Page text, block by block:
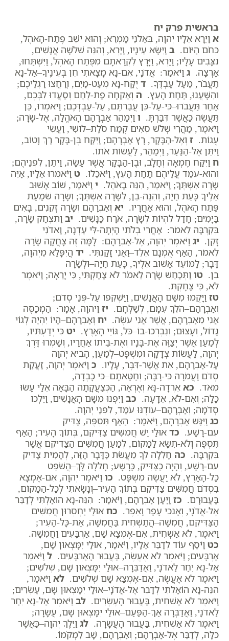
בראשית פרק יח
א וַיֵּרָא אֵלָיו יְהוָה, בְּאֵלֹנֵי מַמְרֵא; וְהוּא יֹשֵׁב פֶּתַח-הָאֹהֶל,
כְּחֹם הַיּוֹם. ב וַיִּשָּׂא עֵינָיו, וַיַּרְא, וְהִנֵּה שְׁלֹשָׁה אֲנָשִׁים,
נִצָּבִים עָלָיו; וַיַּרְא, וַיָּרָץ לִקְרָאתָם מִפֶּתַח הָאֹהֶל, וַיִּשְׁתַּחוּ,
אָרְצָה. ג וַיֹּאמַר: אֲדֹנָי, אִם-נָא מָצָאתִי חֵן בְּעֵינֶיךָ–אַל-נָא
תַעֲבֹר, מֵעַל עַבְדֶּךָ. ד יֻקַּח-נָא מְעַט-מַיִם, וְרַחֲצוּ רַגְלֵיכֶם;
וְהִשָּׁעֲנוּ, תַּחַת הָעֵץ. ה וְאֶקְחָה פַת-לֶחֶם וְסַעֲדוּ לִבְּכֶם,
אַחַר תַּעֲבֹרוּ–כִּי-עַל-כֵּן עֲבַרְתֶּם, עַל-עַבְדְּכֶם; וַיֹּאמְרוּ, כֵּן
תַּעֲשֶׂה כַּאֲשֶׁר דִּבַּרְתָּ. ו וַיְמַהֵר אַבְרָהָם הָאֹהֱלָה, אֶל-שָׂרָה;
וַיֹּאמֶר, מַהֲרִי שְׁלֹשׁ סְאִים קֶמַח סֹלֶת–לוּשִׁי, וַעֲשִׂי
עֻגוֹת. ז וְאֶל-הַבָּקָר, רָץ אַבְרָהָם; וַיִּקַּח בֶּן-בָּקָר רַךְ וָטוֹב,
וַיִּתֵּן אֶל-הַנַּעַר, וַיְמַהֵר, לַעֲשׂוֹת אֹתוֹ.
ח וַיִּקַּח חֶמְאָה וְחָלָב, וּבֶן-הַבָּקָר אֲשֶׁר עָשָׂה, וַיִּתֵּן, לִפְנֵיהֶם;
וְהוּא-עֹמֵד עֲלֵיהֶם תַּחַת הָעֵץ, וַיֹּאכֵלוּ. ט וַיֹּאמְרוּ אֵלָיו, אַיֵּה
שָׂרָה אִשְׁתֶּךָ; וַיֹּאמֶר, הִנֵּה בָאֹהֶל. י וַיֹּאמֶר, שׁוֹב אָשׁוּב
אֵלֶיךָ כָּעֵת חַיָּה, וְהִנֵּה-בֵן, לְשָׂרָה אִשְׁתֶּךָ; וְשָׂרָה שֹׁמַעַת
פֶּתַח הָאֹהֶל, וְהוּא אַחֲרָיו. יא וְאַבְרָהָם וְשָׂרָה זְקֵנִים, בָּאִים
בַּיָּמִים; חָדַל לִהְיוֹת לְשָׂרָה, אֹרַח כַּנָּשִׁים. יב וַתִּצְחַק שָׂרָה,
בְּקִרְבָּהּ לֵאמֹר: אַחֲרֵי בְלֹתִי הָיְתָה-לִּי עֶדְנָה, וַאדֹנִי
זָקֵן. יג וַיֹּאמֶר יְהוָה, אֶל-אַבְרָהָם: לָמָּה זֶּה צָחֲקָה שָׂרָה
לֵאמֹר, הַאַף אֻמְנָם אֵלֵד–וַאֲנִי זָקַנְתִּי. יד הֲיִפָּלֵא מֵיְהוָה,
דָּבָר; לַמּוֹעֵד אָשׁוּב אֵלֶיךָ, כָּעֵת חַיָּה–וּלְשָׂרָה
בֵן. טו וַתְּכַחֵשׁ שָׂרָה לֵאמֹר לֹא צָחַקְתִּי, כִּי יָרֵאָה; וַיֹּאמֶר
לֹא, כִּי צָחָקְתְּ.
טז וַיָּקֻמוּ מִשָּׁם הָאֲנָשִׁים, וַיַּשְׁקִפוּ עַל-פְּנֵי סְדֹם;
וְאַבְרָהָם–הֹלֵךְ עִמָּם, לְשַׁלְּחָם. יז וַיהוָה, אָמָר: הַמְכַסֶּה
אֲנִי מֵאַבְרָהָם, אֲשֶׁר אֲנִי עֹשֶׂה. יח וְאַבְרָהָם–הָיוֹ יִהְיֶה לְגוֹי
גָּדוֹל, וְעָצוּם; וְנִבְרְכוּ-בוֹ–כֹּל, גּוֹיֵי הָאָרֶץ. יט כִּי יְדַעְתִּיו,
לְמַעַן אֲשֶׁר יְצַוֶּה אֶת-בָּנָיו וְאֶת-בֵּיתוֹ אַחֲרָיו, וְשָׁמְרוּ דֶּרֶךְ
יְהוָה, לַעֲשׂוֹת צְדָקָה וּמִשְׁפָּט–לְמַעַן, הָבִיא יְהוָה
עַל-אַבְרָהָם, אֵת אֲשֶׁר-דִּבֶּר, עָלָיו. כ וַיֹּאמֶר יְהוָה, זַעֲקַת
סְדֹם וַעֲמֹרָה כִּי-רָבָּה; וְחַטָּאתָם–כִּי כָבְדָה,
מְאֹד. כא אֵרְדָה-נָּא וְאֶרְאֶה, הַכְּצַעֲקָתָהּ הַבָּאָה אֵלַי עָשׂוּ
כָּלָה; וְאִם-לֹא, אֵדָעָה. כב וַיִּפְנוּ מִשָּׁם הָאֲנָשִׁים, וַיֵּלְכוּ
סְדֹמָה; וְאַבְרָהָם–עוֹדֶנּוּ עֹמֵד, לִפְנֵי יְהוָה.
כג וַיִּגַּשׁ אַבְרָהָם, וַיֹּאמַר: הַאַף תִּסְפֶּה, צַדִּיק
עִם-רָשָׁע. כד אוּלַי יֵשׁ חֲמִשִּׁים צַדִּיקִם, בְּתוֹךְ הָעִיר; הַאַף
תִּסְפֶּה וְלֹא-תִשָּׂא לַמָּקוֹם, לְמַעַן חֲמִשִּׁים הַצַּדִּיקִם אֲשֶׁר
בְּקִרְבָּהּ. כה חָלִלָה לְּךָ מֵעֲשֹׂת כַּדָּבָר הַזֶּה, לְהָמִית צַדִּיק
עִם-רָשָׁע, וְהָיָה כַצַּדִּיק, כָּרָשָׁע; חָלִלָה לָּךְ–הֲשֹׁפֵט
כָּל-הָאָרֶץ, לֹא יַעֲשֶׂה מִשְׁפָּט. כו וַיֹּאמֶר יְהוָה, אִם-אֶמְצָא
בִסְדֹם חֲמִשִּׁים צַדִּיקִם בְּתוֹךְ הָעִיר–וְנָשָׂאתִי לְכָל-הַמָּקוֹם,
בַּעֲבוּרָם. כז וַיַּעַן אַבְרָהָם, וַיֹּאמַר: הִנֵּה-נָא הוֹאַלְתִּי לְדַבֵּר
אֶל-אֲדֹנָי, וְאָנֹכִי עָפָר וָאֵפֶר. כח אוּלַי יַחְסְרוּן חֲמִשִּׁים
הַצַּדִּיקִם, חֲמִשָּׁה–הֲתַשְׁחִית בַּחֲמִשָּׁה, אֶת-כָּל-הָעִיר;
וַיֹּאמֶר, לֹא אַשְׁחִית, אִם-אֶמְצָא שָׁם, אַרְבָּעִים וַחֲמִשָּׁה.
כט וַיֹּסֶף עוֹד לְדַבֵּר אֵלָיו, וַיֹּאמַר, אוּלַי יִמָּצְאוּן שָׁם,
אַרְבָּעִים; וַיֹּאמֶר לֹא אֶעֱשֶׂה, בַּעֲבוּר הָאַרְבָּעִים. ל וַיֹּאמֶר
אַל-נָא יִחַר לַאדֹנָי, וַאֲדַבֵּרָה–אוּלַי יִמָּצְאוּן שָׁם, שְׁלֹשִׁים;
וַיֹּאמֶר לֹא אֶעֱשֶׂה, אִם-אֶמְצָא שָׁם שְׁלֹשִׁים. לא וַיֹּאמֶר,
הִנֵּה-נָא הוֹאַלְתִּי לְדַבֵּר אֶל-אֲדֹנָי–אוּלַי יִמָּצְאוּן שָׁם, עֶשְׂרִים;
וַיֹּאמֶר לֹא אַשְׁחִית, בַּעֲבוּר הָעֶשְׂרִים. לב וַיֹּאמֶר אַל-נָא יִחַר
לַאדֹנָי, וַאֲדַבְּרָה אַךְ-הַפַּעַם–אוּלַי יִמָּצְאוּן שָׁם, עֲשָׂרָה;
וַיֹּאמֶר לֹא אַשְׁחִית, בַּעֲבוּר הָעֲשָׂרָה. לג וַיֵּלֶךְ יְהוָה–כַּאֲשֶׁר
כִּלָּה, לְדַבֵּר אֶל-אַבְרָהָם; וְאַבְרָהָם, שָׁב לִמְקֹמוֹ.